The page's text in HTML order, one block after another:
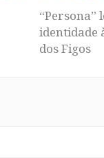
“Persona”
identidade
dos Figos